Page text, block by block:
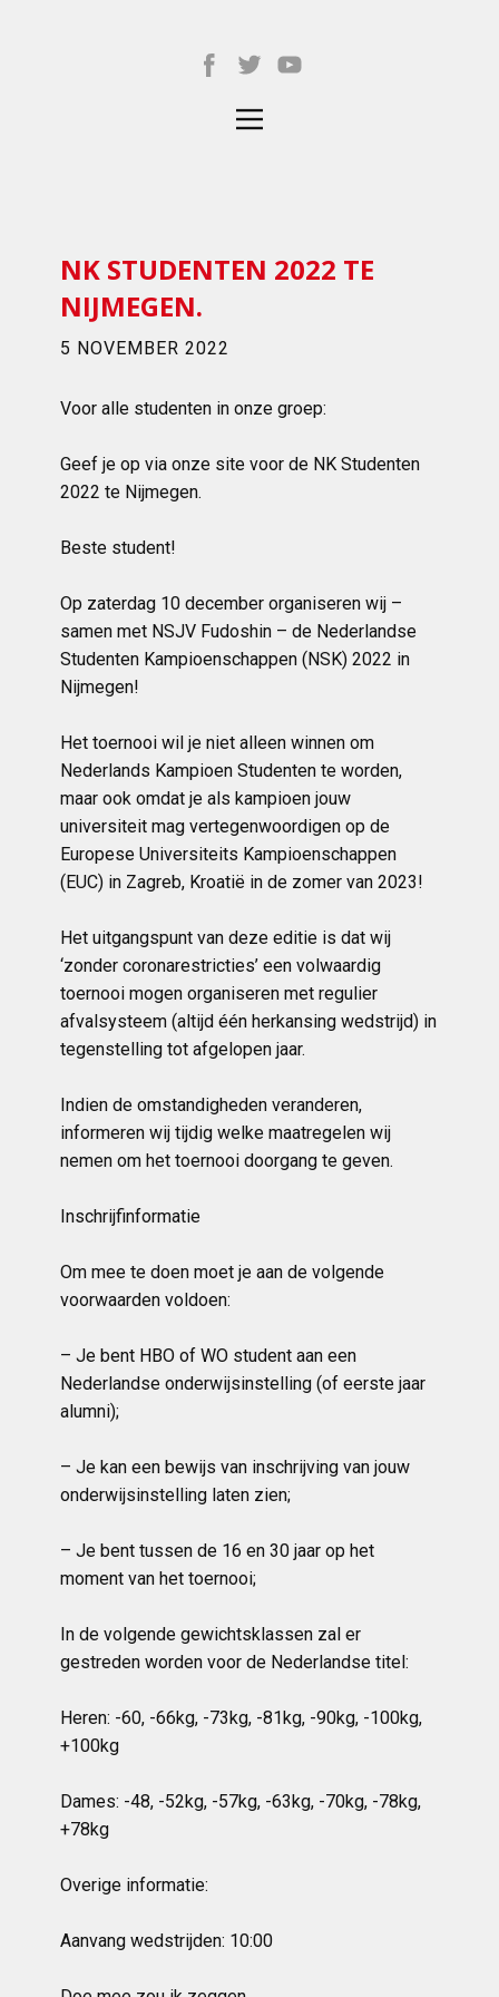
NK STUDENTEN 2022 TE
NIJMEGEN.
5 NOVEMBER 2022
Voor alle studenten in onze groep:
Geef je op via onze site voor de NK Studenten
2022 te Nijmegen.
Beste student!
Op zaterdag 10 december organiseren wij –
samen met NSJV Fudoshin – de Nederlandse
Studenten Kampioenschappen (NSK) 2022 in
Nijmegen!
Het toernooi wil je niet alleen winnen om
Nederlands Kampioen Studenten te worden,
maar ook omdat je als kampioen jouw
universiteit mag vertegenwoordigen op de
Europese Universiteits Kampioenschappen
(EUC) in Zagreb, Kroatië in de zomer van 2023!
Het uitgangspunt van deze editie is dat wij
‘zonder coronarestricties’ een volwaardig
toernooi mogen organiseren met regulier
afvalsysteem (altijd één herkansing wedstrijd) in
tegenstelling tot afgelopen jaar.
Indien de omstandigheden veranderen,
informeren wij tijdig welke maatregelen wij
nemen om het toernooi doorgang te geven.
Inschrijfinformatie
Om mee te doen moet je aan de volgende
voorwaarden voldoen:
– Je bent HBO of WO student aan een
Nederlandse onderwijsinstelling (of eerste jaar
alumni);
– Je kan een bewijs van inschrijving van jouw
onderwijsinstelling laten zien;
– Je bent tussen de 16 en 30 jaar op het
moment van het toernooi;
In de volgende gewichtsklassen zal er
gestreden worden voor de Nederlandse titel:
Heren: -60, -66kg, -73kg, -81kg, -90kg, -100kg,
+100kg
Dames: -48, -52kg, -57kg, -63kg, -70kg, -78kg,
+78kg
Overige informatie:
Aanvang wedstrijden: 10:00